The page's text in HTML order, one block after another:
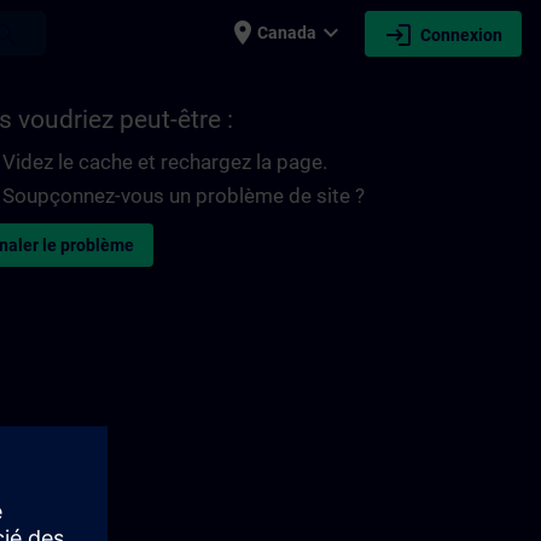
place Canada expand_more login Connexion
voudriez peut-être :
Videz le cache et rechargez la page.
Soupçonnez-vous un problème de site ?
le problème